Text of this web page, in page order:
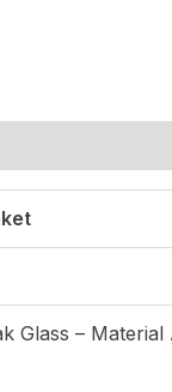
Glass – Material